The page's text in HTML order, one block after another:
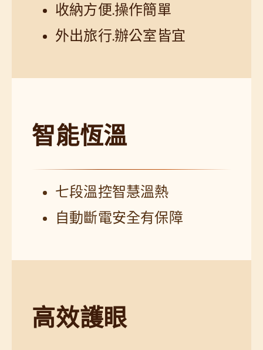
收納方便.操作簡單
外出旅行.辦公室皆宜
智能恆溫
七段溫控智慧溫熱
自動斷電安全有保障
高效護眼